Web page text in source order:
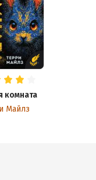
комната
Майлз